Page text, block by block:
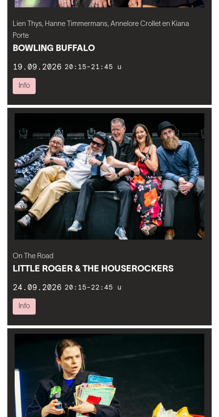
Lien Thys, Hanne Timmermans, Annelore Crollet en Kiana
Porte
BOWLING BUFFALO
19.09.2026 20:15-21:45 u
Info
On The Road
LITTLE ROGER & THE HOUSEROCKERS
24.09.2026 20:15-22:45 u
Info